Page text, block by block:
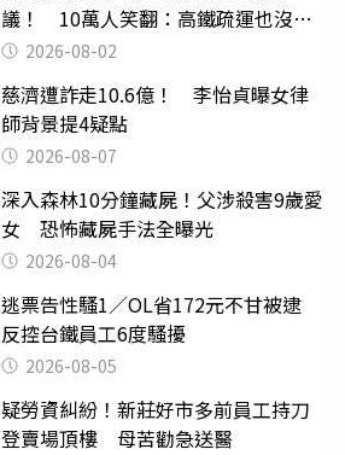
議！ 10萬人笑翻：高鐵疏運也沒列
父親節
2026-08-02
慈濟遭詐走10.6億！ 李怡貞曝女律
師背景提4疑點
2026-08-07
深入森林10分鐘藏屍！父涉殺害9歲愛
女 恐怖藏屍手法全曝光
2026-08-04
逃票告性騷1／OL省172元不甘被逮
反控台鐵員工6度騷擾
2026-08-05
疑勞資糾紛！新莊好市多前員工持刀
登賣場頂樓 母苦勸急送醫